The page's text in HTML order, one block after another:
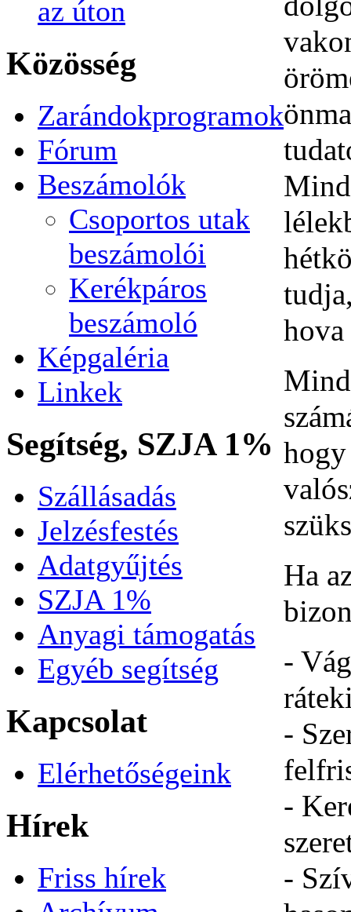
az úton
Közösség
Zarándokprogramok
Fórum
Beszámolók
Csoportos utak
beszámolói
Kerékpáros
beszámoló
Képgaléria
Linkek
Segítség, SZJA 1%
Szállásadás
Jelzésfestés
Adatgyűjtés
SZJA 1%
Anyagi támogatás
Egyéb segítség
Kapcsolat
Elérhetőségeink
Hírek
Friss hírek
Ha
-
-
-
-